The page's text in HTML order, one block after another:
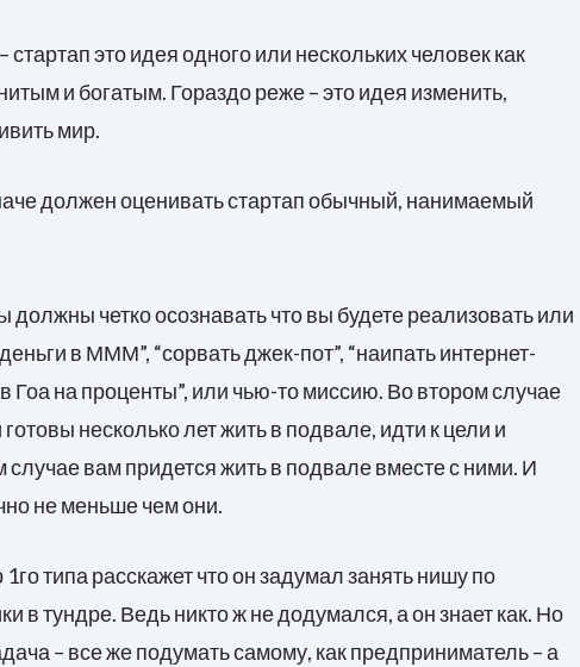
это идея одного или нескольких человек как
и богатым. Гораздо реже – это идея изменить,
мир.
должен оценивать стартап обычный, нанимаемый
четко осознавать что вы будете реализовать или
в МММ”, “сорвать джек-пот”, “наипать интернет-
в Гоа на проценты”, или чью-то миссию. Во втором случае
несколько лет жить в подвале, идти к цели и
случае вам придется жить в подвале вместе с ними. И
не меньше чем они.
типа расскажет что он задумал занять нишу по
в тундре. Ведь никто ж не додумался, а он знает как. Но
– все же подумать самому, как предприниматель – а